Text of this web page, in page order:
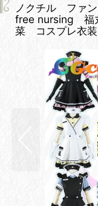
ノクチル ファ
free nursing 福
菜 コスプレ衣装